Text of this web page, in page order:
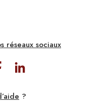
réseaux sociaux
?